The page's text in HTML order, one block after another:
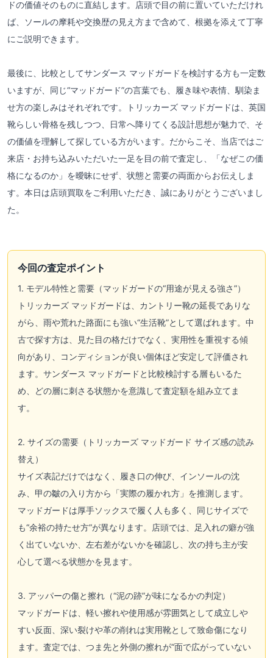
ドの価値そのものに直結します。店頭で目の前に置いていただけれ
ば、ソールの摩耗や交換歴の見え方まで含めて、根拠を添えて丁寧
にご説明できます。
最後に、比較としてサンダース マッドガードを検討する方も一定数
いますが、同じ“マッドガード”の言葉でも、履き味や表情、馴染ま
せ方の楽しみはそれぞれです。トリッカーズ マッドガードは、英国
靴らしい骨格を残しつつ、日常へ降りてくる設計思想が魅力で、そ
の価値を理解して探している方がいます。だからこそ、当店ではご
来店・お持ち込みいただいた一足を目の前で査定し、「なぜこの価
格になるのか」を曖昧にせず、状態と需要の両面からお伝えしま
す。本日は店頭買取をご利用いただき、誠にありがとうございまし
た。
今回の査定ポイント
1. モデル特性と需要（マッドガードの“用途が見える強さ”）
トリッカーズ マッドガードは、カントリー靴の延長でありな
がら、雨や荒れた路面にも強い“生活靴”として選ばれます。中
古で探す方は、見た目の格だけでなく、実用性を重視する傾
向があり、コンディションが良い個体ほど安定して評価され
ます。サンダース マッドガードと比較検討する層もいるた
め、どの層に刺さる状態かを意識して査定額を組み立てま
す。
2. サイズの需要（トリッカーズ マッドガード サイズ感の読み
替え）
サイズ表記だけではなく、履き口の伸び、インソールの沈
み、甲の皺の入り方から「実際の履かれ方」を推測します。
マッドガードは厚手ソックスで履く人も多く、同じサイズで
も“余裕の持たせ方”が異なります。店頭では、足入れの癖が強
く出ていないか、左右差がないかを確認し、次の持ち主が安
心して選べる状態かを見ます。
3. アッパーの傷と擦れ（“泥の跡”が味になるかの判定）
マッドガードは、軽い擦れや使用感が雰囲気として成立しや
すい反面、深い裂けや革の削れは実用靴として致命傷になり
ます。査定では、つま先と外側の擦れが“面で広がっていない